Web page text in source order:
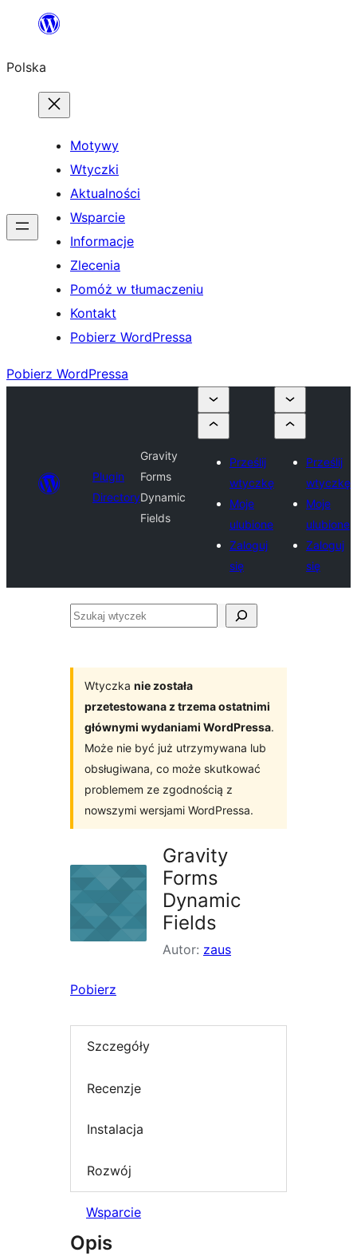
Przejdź
treści
Polska
Motywy
Wtyczki
Aktualności
Wsparcie
Informacje
Zlecenia
Pomóż w tłumaczeniu
Kontakt
Pobierz WordPressa
Pobierz WordPressa
Plugin
Directory
Gravity
Forms
Dynamic
Fields
Prześlij
wtyczkę
Moje
ulubione
Zaloguj
się
Prześlij
wtyczkę
Moje
ulubione
Zaloguj
się
Szukaj
Wtyczka nie została
przetestowana z trzema ostatnimi
głównymi wydaniami WordPressa.
Może nie być już utrzymywana lub
obsługiwana, co może skutkować
problemem ze zgodnością z
nowszymi wersjami WordPressa.
Gravity
Forms
Dynamic
Fields
Autor: zaus
Pobierz
Szczegóły
Recenzje
Instalacja
Rozwój
Wsparcie
Opis